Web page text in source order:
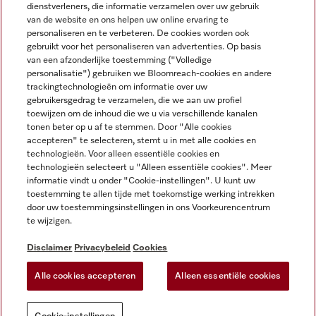
Disclaimer
Algemene voorwaarden en informatie
Privacybeleid
Gebruiksvoorwaarden
Toegankelijkheidsverklaring
Digital Services Act
Cookie-instellingen
Miele op Instagram
Miele op Facebook
Miele op Youtube
dienstverleners, die informatie verzamelen over uw gebruik
van de website en ons helpen uw online ervaring te
personaliseren en te verbeteren. De cookies worden ook
gebruikt voor het personaliseren van advertenties. Op basis
van een afzonderlijke toestemming ("Volledige
personalisatie") gebruiken we Bloomreach-cookies en andere
trackingtechnologieën om informatie over uw
gebruikersgedrag te verzamelen, die we aan uw profiel
toewijzen om de inhoud die we u via verschillende kanalen
tonen beter op u af te stemmen. Door "Alle cookies
accepteren" te selecteren, stemt u in met alle cookies en
technologieën. Voor alleen essentiële cookies en
technologieën selecteert u "Alleen essentiële cookies". Meer
informatie vindt u onder "Cookie-instellingen". U kunt uw
toestemming te allen tijde met toekomstige werking intrekken
door uw toestemmingsinstellingen in ons Voorkeurencentrum
te wijzigen.
Disclaimer Privacybeleid Cookies
Alle cookies accepteren Alleen essentiële cookies